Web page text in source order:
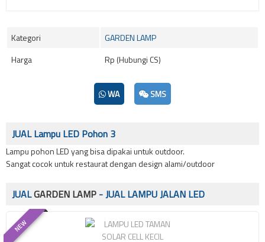
Kategori
GARDEN LAMP
Harga
Rp (Hubungi CS)
WA SMS
JUAL Lampu LED Pohon 3
Lampu pohon LED yang bisa dipakai untuk outdoor.
Sangat cocok untuk restaurat dengan design alami/outdoor
JUALGARDEN LAMP - JUAL LAMPU JALAN LED
NEW